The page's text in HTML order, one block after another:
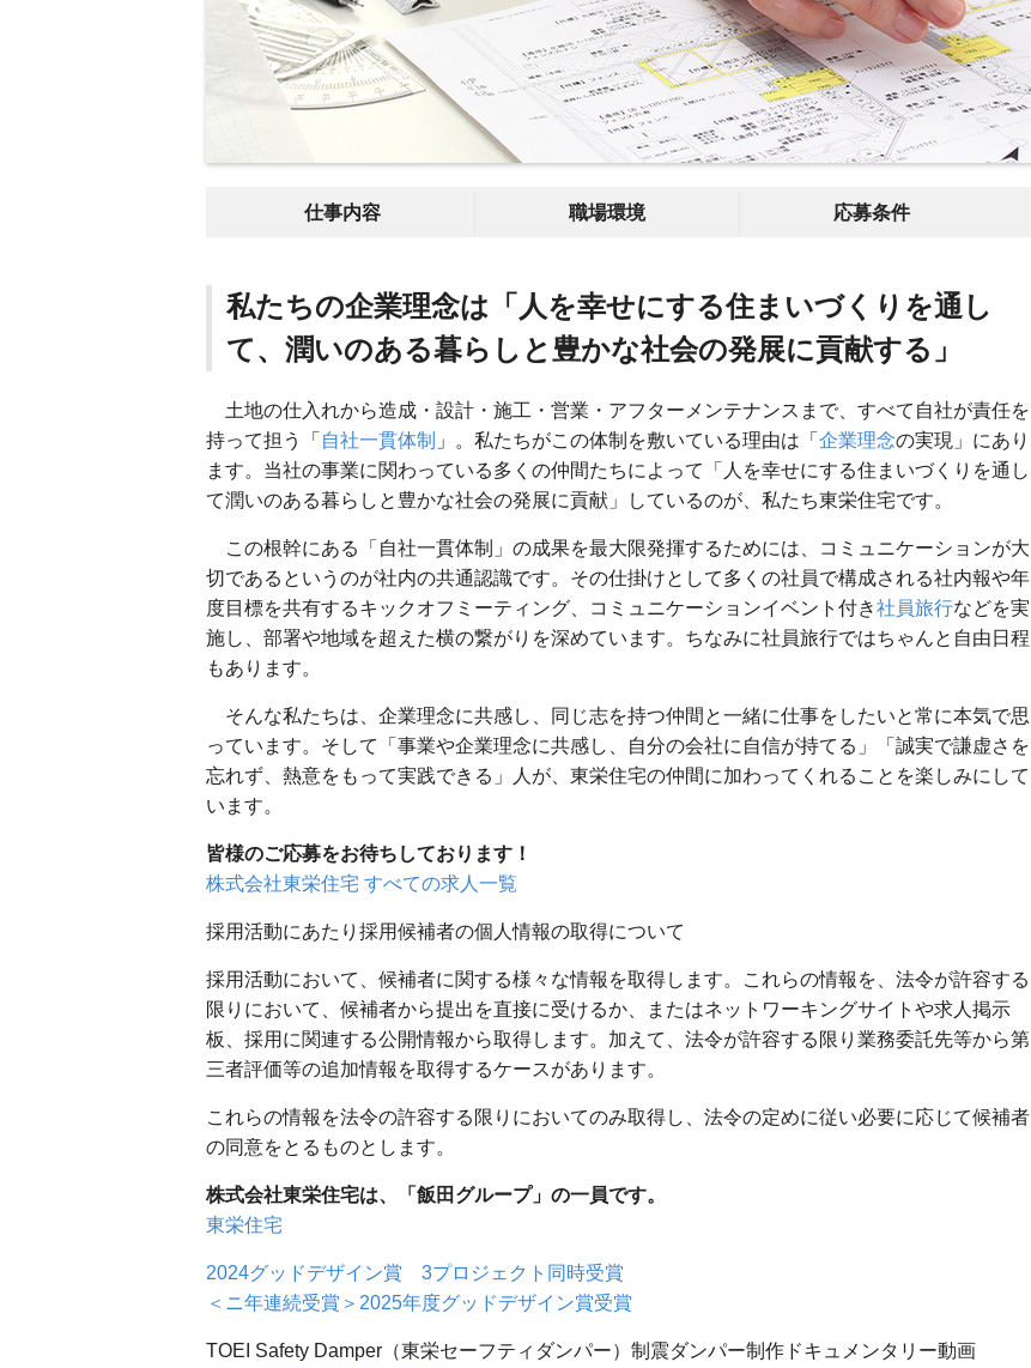
仕事内容 職場環境 応募条件
私たちの企業理念は「人を幸せにする住まいづくりを通し
て、潤いのある暮らしと豊かな社会の発展に貢献する」
土地の仕入れから造成・設計・施工・営業・アフターメンテナンスまで、すべて自社が責任を
持って担う「 自社一貫体制 」。私たちがこの体制を敷いている理由は「 企業理念の実現」にあり
ます。当社の事業に関わっている多くの仲間たちによって「人を幸せにする住まいづくりを通し
て潤いのある暮らしと豊かな社会の発展に貢献」しているのが、私たち東栄住宅です。
この根幹にある「自社一貫体制」の成果を最大限発揮するためには、コミュニケーションが大
切であるというのが社内の共通認識です。その仕掛けとして多くの社員で構成される社内報や年
度目標を共有するキックオフミーティング、コミュニケーションイベント付き社員旅行などを実
施し、部署や地域を超えた横の繋がりを深めています。ちなみに社員旅行ではちゃんと自由日程
もあります。
そんな私たちは、企業理念に共感し、同じ志を持つ仲間と一緒に仕事をしたいと常に本気で思
っています。そして「事業や企業理念に共感し、自分の会社に自信が持てる」「誠実で謙虚さを
忘れず、熱意をもって実践できる」人が、東栄住宅の仲間に加わってくれることを楽しみにして
います。
皆様のご応募をお待ちしております！
株式会社東栄住宅 すべての求人一覧
採用活動にあたり採用候補者の個人情報の取得について
採用活動において、候補者に関する様々な情報を取得します。これらの情報を、法令が許容する
限りにおいて、候補者から提出を直接に受けるか、またはネットワーキングサイトや求人掲示
板、採用に関連する公開情報から取得します。加えて、法令が許容する限り業務委託先等から第
三者評価等の追加情報を取得するケースがあります。
これらの情報を法令の許容する限りにおいてのみ取得し、法令の定めに従い必要に応じて候補者
の同意をとるものとします。
株式会社東栄住宅は、「飯田グループ」の一員です。
東栄住宅
2024グッドデザイン賞 3プロジェクト同時受賞
＜ニ年連続受賞＞2025年度グッドデザイン賞受賞
TOEI Safety Damper（東栄セーフティダンパー）制震ダンパー制作ドキュメンタリー動画